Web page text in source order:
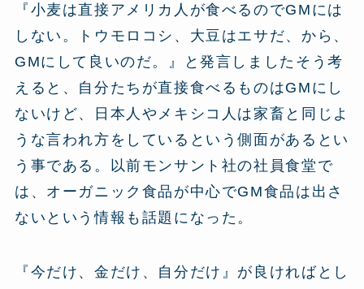
『小麦は直接アメリカ人が食べるのでGMには
しない。トウモロコシ、大豆はエサだ、から、
GMにして良いのだ。』と発言しましたそう考
えると、自分たちが直接食べるものはGMにし
ないけど、日本人やメキシコ人は家畜と同じよ
うな言われ方をしているという側面があるとい
う事である。以前モンサント社の社員食堂で
は、オーガニック食品が中心でGM食品は出さ
ないという情報も話題になった。
『今だけ、金だけ、自分だけ』が良ければとし